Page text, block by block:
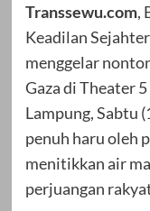
Transsewu.com,
Keadilan
menggelar
Gaza di Theater
Lampung, Sabtu
penuh haru oleh
menitikkan air
perjuangan